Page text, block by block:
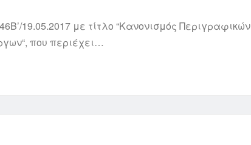
19.05.2017 με τίτλο “Κανονισμός Περιγραφικών
που περιέχει…